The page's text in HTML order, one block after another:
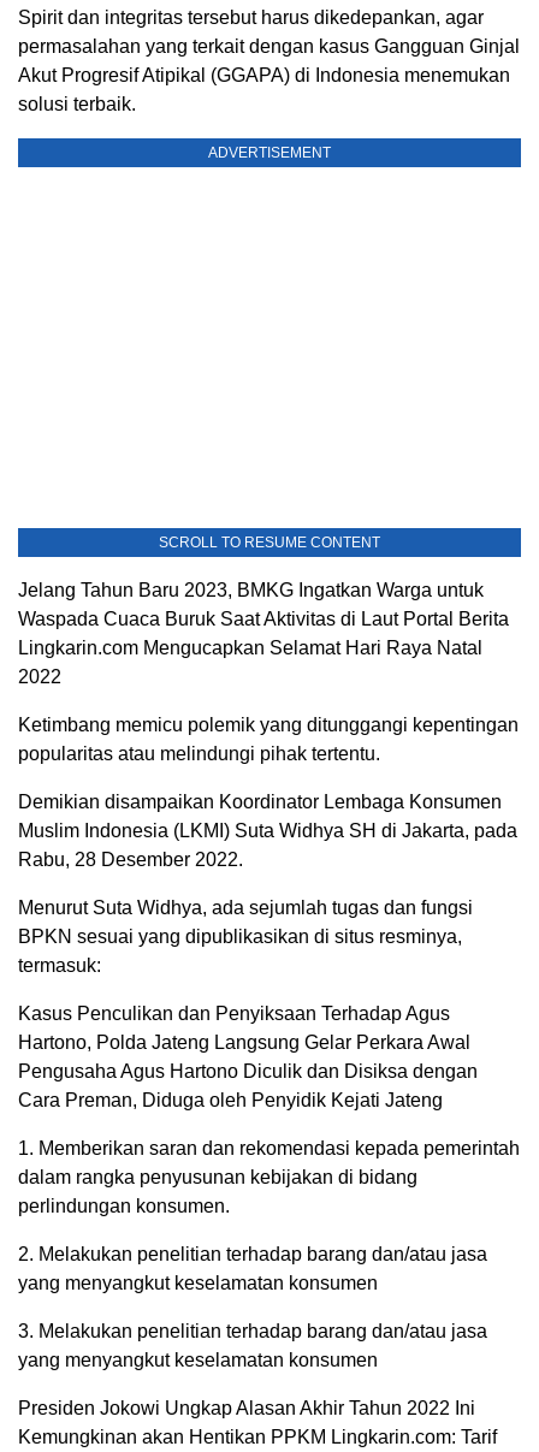
Spirit dan integritas tersebut harus dikedepankan, agar
permasalahan yang terkait dengan kasus Gangguan Ginjal
Akut Progresif Atipikal (GGAPA) di Indonesia menemukan
solusi terbaik.
ADVERTISEMENT
SCROLL TO RESUME CONTENT
Jelang Tahun Baru 2023, BMKG Ingatkan Warga untuk
Waspada Cuaca Buruk Saat Aktivitas di Laut Portal Berita
Lingkarin.com Mengucapkan Selamat Hari Raya Natal
2022
Ketimbang memicu polemik yang ditunggangi kepentingan
popularitas atau melindungi pihak tertentu.
Demikian disampaikan Koordinator Lembaga Konsumen
Muslim Indonesia (LKMI) Suta Widhya SH di Jakarta, pada
Rabu, 28 Desember 2022.
Menurut Suta Widhya, ada sejumlah tugas dan fungsi
BPKN sesuai yang dipublikasikan di situs resminya,
termasuk:
Kasus Penculikan dan Penyiksaan Terhadap Agus
Hartono, Polda Jateng Langsung Gelar Perkara Awal
Pengusaha Agus Hartono Diculik dan Disiksa dengan
Cara Preman, Diduga oleh Penyidik Kejati Jateng
1. Memberikan saran dan rekomendasi kepada pemerintah
dalam rangka penyusunan kebijakan di bidang
perlindungan konsumen.
2. Melakukan penelitian terhadap barang dan/atau jasa
yang menyangkut keselamatan konsumen
3. Melakukan penelitian terhadap barang dan/atau jasa
yang menyangkut keselamatan konsumen
Presiden Jokowi Ungkap Alasan Akhir Tahun 2022 Ini
Kemungkinan akan Hentikan PPKM Lingkarin.com: Tarif